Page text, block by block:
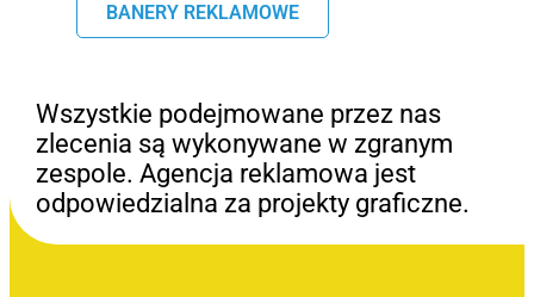
BANERY REKLAMOWE
Wszystkie podejmowane przez nas
zlecenia są wykonywane w zgranym
zespole. Agencja reklamowa jest
odpowiedzialna za projekty graficzne.